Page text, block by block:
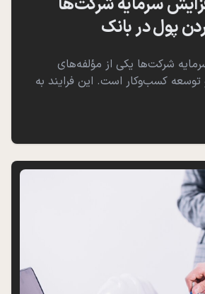
پول در بانک
شرکت‌ها یکی از مؤلفه‌های
توسعه کسب‌وکار است. این فرایند به